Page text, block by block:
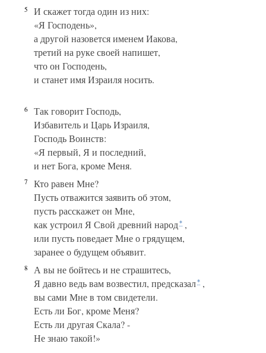
5
И скажет тогда один из них:
«Я Господень»,
а другой назовется именем Иакова,
третий на руке своей напишет,
что он Господень,
и станет имя Израиля носить.
6
Так говорит Господь,
Избавитель и Царь Израиля,
Господь Воинств:
«Я первый, Я и последний,
и нет Бога, кроме Меня.
7
Кто равен Мне?
Пусть отважится заявить об этом,
пусть расскажет он Мне,
как устроил Я Свой древний народ* ,
или пусть поведает Мне о грядущем,
заранее о будущем объявит.
8
А вы не бойтесь и не страшитесь,
Я давно ведь вам возвестил, предсказал* ,
вы сами Мне в том свидетели.
Есть ли Бог, кроме Меня?
Есть ли другая Скала? -
Не знаю такой!»